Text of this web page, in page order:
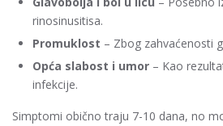
rinosinusitisa.
Promuklost – Zbog zahvaćenosti
Opća slabost i umor – Kao
infekcije.
Simptomi obično traju 7-10 dana, no